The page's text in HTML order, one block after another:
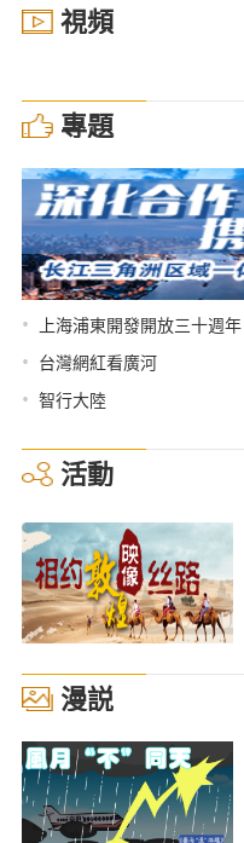
視頻
專題
• 上海浦東開發開放三十週年
• 台灣網紅看廣河
• 智行大陸
活動
漫説